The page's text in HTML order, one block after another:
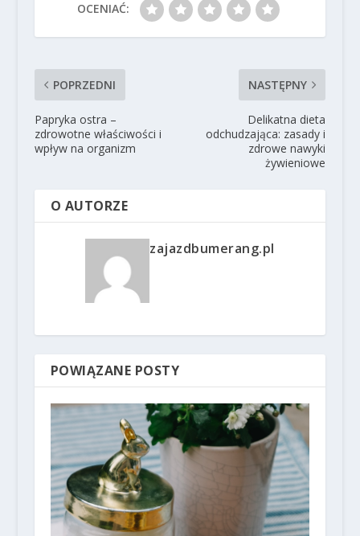
OCENIAĆ:
POPRZEDNI
Papryka ostra –
zdrowotne właściwości i
wpływ na organizm
NASTĘPNY
Delikatna dieta
odchudzająca: zasady i
zdrowe nawyki
żywieniowe
O AUTORZE
zajazdbumerang.pl
POWIĄZANE POSTY